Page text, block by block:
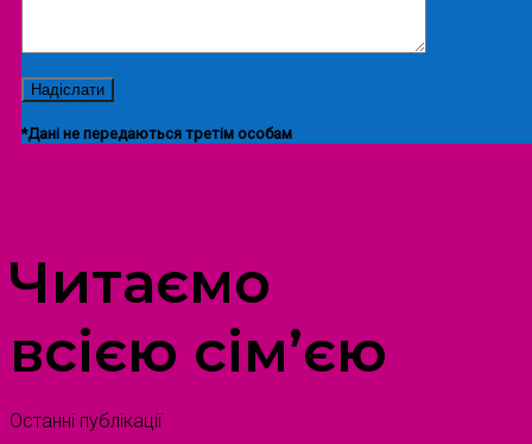
*Дані не передаються третім особам
Читаємо
всією сім’єю
Останні публікації